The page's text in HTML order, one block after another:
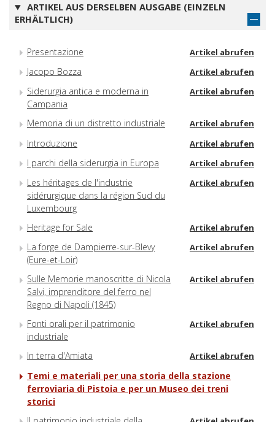
ARTIKEL AUS DERSELBEN AUSGABE (EINZELN
ERHÄLTLICH)
Presentazione Artikel abrufen
Jacopo Bozza Artikel abrufen
Siderurgia antica e moderna in
Campania
Artikel abrufen
Memoria di un distretto industriale Artikel abrufen
Introduzione Artikel abrufen
I parchi della siderurgia in Europa Artikel abrufen
Les héritages de l'industrie
sidérurgique dans la région Sud du
Luxembourg
Artikel abrufen
Heritage for Sale Artikel abrufen
La forge de Dampierre-sur-Blevy
(Eure-et-Loir)
Artikel abrufen
Sulle Memorie manoscritte di Nicola
Salvi, imprenditore del ferro nel
Regno di Napoli (1845)
Artikel abrufen
Fonti orali per il patrimonio
industriale
Artikel abrufen
In terra d'Amiata Artikel abrufen
Temi e materiali per una storia della stazione
ferroviaria di Pistoia e per un Museo dei treni
storici